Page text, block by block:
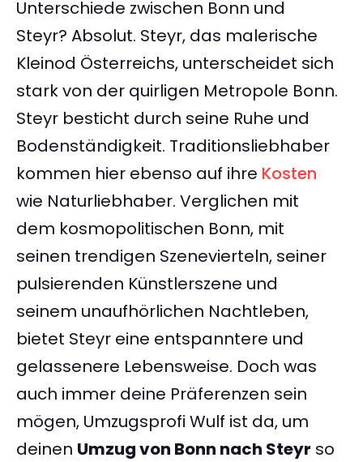
Unterschiede zwischen Bonn und
Steyr? Absolut. Steyr, das malerische
Kleinod Österreichs, unterscheidet sich
stark von der quirligen Metropole Bonn.
Steyr besticht durch seine Ruhe und
Bodenständigkeit. Traditionsliebhaber
kommen hier ebenso auf ihre Kosten
wie Naturliebhaber. Verglichen mit
dem kosmopolitischen Bonn, mit
seinen trendigen Szenevierteln, seiner
pulsierenden Künstlerszene und
seinem unaufhörlichen Nachtleben,
bietet Steyr eine entspanntere und
gelassenere Lebensweise. Doch was
auch immer deine Präferenzen sein
mögen, Umzugsprofi Wulf ist da, um
deinen Umzug von Bonn nach Steyr so